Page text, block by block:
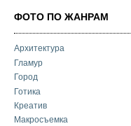
ФОТО ПО ЖАНРАМ
Архитектура
Гламур
Город
Готика
Креатив
Макросъемка